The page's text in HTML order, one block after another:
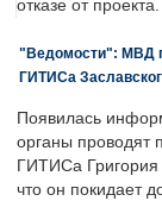
отказе от проекта.
"Ведомости": МВД
ГИТИСа
Появилась
органы проводят
ГИТИСа Григория
что он покидает